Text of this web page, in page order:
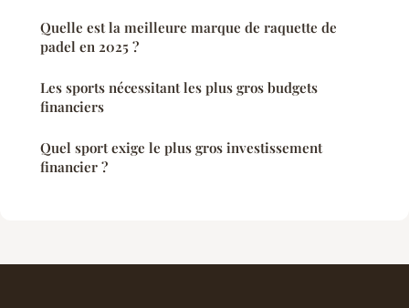
Quelle est la meilleure marque de raquette de
padel en 2025 ?
Les sports nécessitant les plus gros budgets
financiers
Quel sport exige le plus gros investissement
financier ?